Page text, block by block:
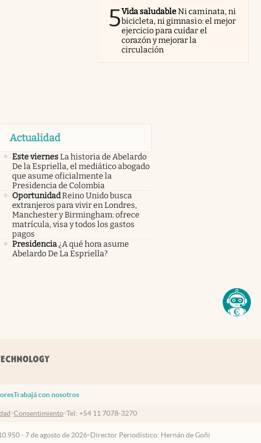
5Vida saludableNi caminata, ni
bicicleta, ni gimnasio: el mejor
ejercicio para cuidar el
corazón y mejorar la
circulación
Actualidad
Este viernesLa historia de Abelardo
De la Espriella, el mediático abogado
que asume oficialmente la
Presidencia de Colombia
OportunidadReino Unido busca
extranjeros para vivir en Londres,
Manchester y Birmingham: ofrece
matrícula, visa y todos los gastos
pagos
Presidencia ¿A qué hora asume
Abelardo De La Espriella?
Trabajá con nosotros
Consentimiento Tel: +54 11 7078-3270
- 7 de agosto de 2026 Director Periodístico: Hernán de Goñi